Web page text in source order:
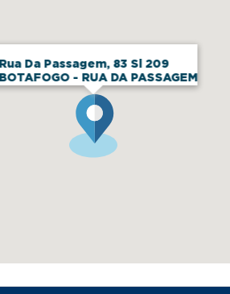
Rua Da Passagem, 83 Sl 209
BOTAFOGO - RUA DA PASSAGEM